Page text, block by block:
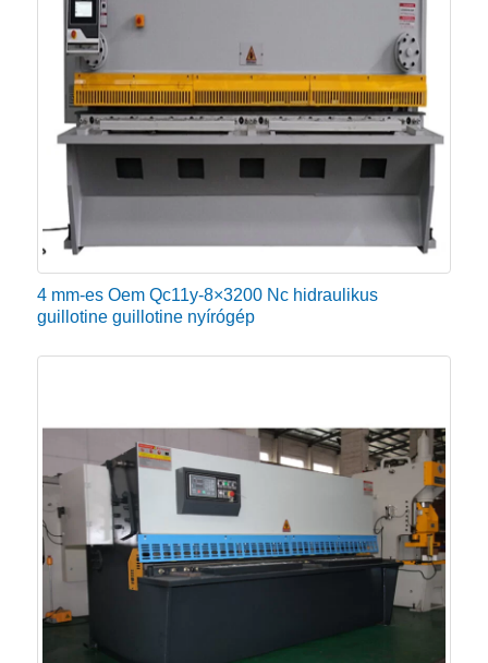
4 mm-es Oem Qc11y-8×3200 Nc hidraulikus
guillotine guillotine nyírógép